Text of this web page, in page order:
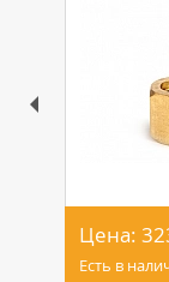
Цена:
Есть в